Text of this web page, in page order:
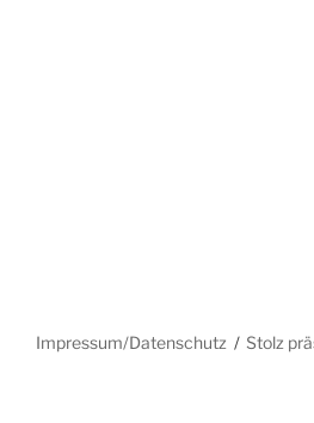
Impressum/Datenschutz Stolz